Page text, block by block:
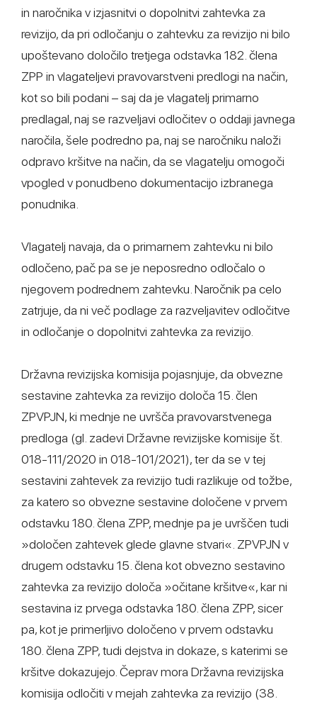
in naročnika v izjasnitvi o dopolnitvi zahtevka za
revizijo, da pri odločanju o zahtevku za revizijo ni bilo
upoštevano določilo tretjega odstavka 182. člena
ZPP in vlagateljevi pravovarstveni predlogi na način,
kot so bili podani – saj da je vlagatelj primarno
predlagal, naj se razveljavi odločitev o oddaji javnega
naročila, šele podredno pa, naj se naročniku naloži
odpravo kršitve na način, da se vlagatelju omogoči
vpogled v ponudbeno dokumentacijo izbranega
ponudnika.
Vlagatelj navaja, da o primarnem zahtevku ni bilo
odločeno, pač pa se je neposredno odločalo o
njegovem podrednem zahtevku. Naročnik pa celo
zatrjuje, da ni več podlage za razveljavitev odločitve
in odločanje o dopolnitvi zahtevka za revizijo.
Državna revizijska komisija pojasnjuje, da obvezne
sestavine zahtevka za revizijo določa 15. člen
ZPVPJN, ki mednje ne uvršča pravovarstvenega
predloga (gl. zadevi Državne revizijske komisije št.
018-111/2020 in 018-101/2021), ter da se v tej
sestavini zahtevek za revizijo tudi razlikuje od tožbe,
za katero so obvezne sestavine določene v prvem
odstavku 180. člena ZPP, mednje pa je uvrščen tudi
»določen zahtevek glede glavne stvari«. ZPVPJN v
drugem odstavku 15. člena kot obvezno sestavino
zahtevka za revizijo določa »očitane kršitve«, kar ni
sestavina iz prvega odstavka 180. člena ZPP, sicer
pa, kot je primerljivo določeno v prvem odstavku
180. člena ZPP, tudi dejstva in dokaze, s katerimi se
kršitve dokazujejo. Čeprav mora Državna revizijska
komisija odločiti v mejah zahtevka za revizijo (38.